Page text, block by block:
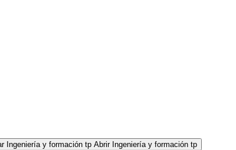
Ingeniería y formación tp Abrir Ingeniería y formación tp